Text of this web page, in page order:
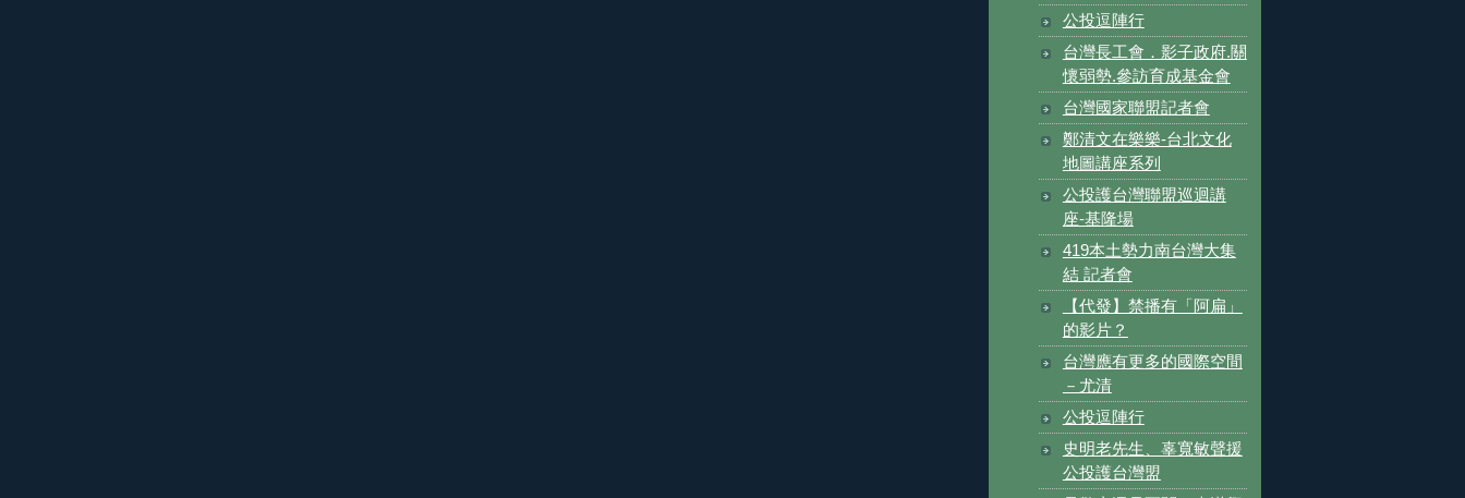
公投逗陣行
台灣長工會．影子政府.關
懷弱勢.參訪育成基金會
台灣國家聯盟記者會
鄭清文在樂樂-台北文化
地圖講座系列
公投護台灣聯盟巡迴講
座-基隆場
419本土勢力南台灣大集
結 記者會
【代發】禁播有「阿扁」
的影片？
台灣應有更多的國際空間
－尤清
公投逗陣行
史明老先生、辜寬敏聲援
公投護台灣盟